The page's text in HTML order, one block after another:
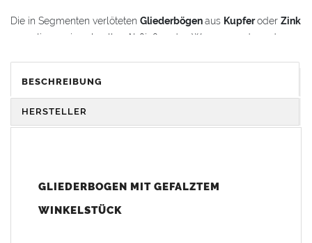
Die in Segmenten verlöteten Gliederbögenaus Kupferoder Zink
garantieren ein schnelles Abfließen des Wassers und werden
Gliederbogenwird mit einem gefalztem Standard-
Winkelstück geliefert. Auf Wunsch kann das Winkelstück auch
BESCHREIBUNG
HERSTELLER
GLIEDERBOGEN MIT GEFALZTEM
WINKELSTÜCK